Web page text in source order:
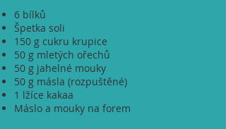
6 bílků
Špetka soli
150 g cukru krupice
50 g mletých ořechů
50 g jahelné mouky
50 g másla (rozpuštěné)
1 lžíce kakaa
Máslo a mouky na forem